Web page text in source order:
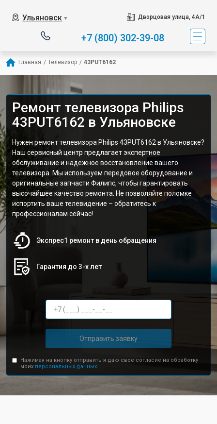
Ульяновск ▼ Дворцовая улица, 4А/1
+7 (800) 302-39-08
Главная / Телевизор / 43PUT6162
Ремонт телевизора Philips
43PUT6162 в Ульяновске
Нужен ремонт телевизора Philips 43PUT6162 в Ульяновске?
Наш сервисный центр предлагает экспертное
обслуживание и надежное восстановление вашего
телевизора. Мы используем передовое оборудование и
оригинальные запчасти Филипс, чтобы гарантировать
высочайшее качество ремонта. Не позволяйте поломке
испортить ваше телевидение – обратитесь к
профессионалам сейчас!
Экспрес1 ремонт в день обращения
Гарантия до 3-х лет
Отправить заявку
Нажимая на кнопку отправить я даю свое согласие на обработку
моих персональных данных.